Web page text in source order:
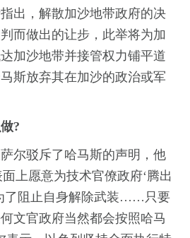
，解散加沙地带政府的决
而做出的让步，此举将为加
加沙地带并接管权力铺平道
斯放弃其在加沙的政治或军
做?
驳斥了哈马斯的声明，他
上愿意为技术官僚政府‘腾出
了阻止自身解除武装……只要
文官政府当然都会按照哈马